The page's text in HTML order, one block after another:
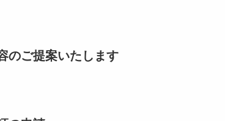
のご提案いたします